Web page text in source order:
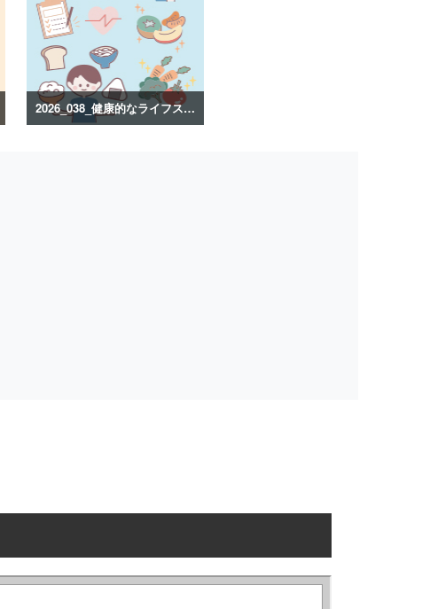
2026_038_健康的なライフスタイルのイラスト